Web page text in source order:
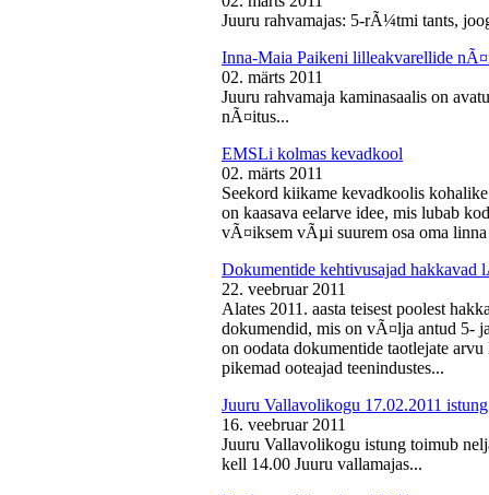
Juuru rahvamajas: 5-rÃ¼tmi tants,
Inna-Maia Paikeni lilleakvarellide
02. märts 2011
Juuru rahvamaja kaminasaalis on
nÃ¤itus...
EMSLi kolmas kevadkool
02. märts 2011
Seekord kiikame kevadkoolis
on kaasava eelarve idee, mis lubab
vÃ¤iksem vÃµi suurem osa oma
Dokumentide kehtivusajad hakkavad
22. veebruar 2011
Alates 2011. aasta teisest poolest
dokumendid, mis on vÃ¤lja antud 5-
on oodata dokumentide taotlejate
pikemad ooteajad teenindustes...
Juuru Vallavolikogu 17.02.2011 istung
16. veebruar 2011
Juuru Vallavolikogu istung toimub
kell 14.00 Juuru vallamajas...